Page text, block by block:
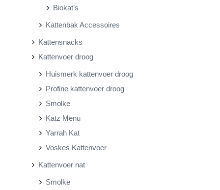
Biokat’s
Kattenbak Accessoires
Kattensnacks
Kattenvoer droog
Huismerk kattenvoer droog
Profine kattenvoer droog
Smolke
Katz Menu
Yarrah Kat
Voskes Kattenvoer
Kattenvoer nat
Smolke